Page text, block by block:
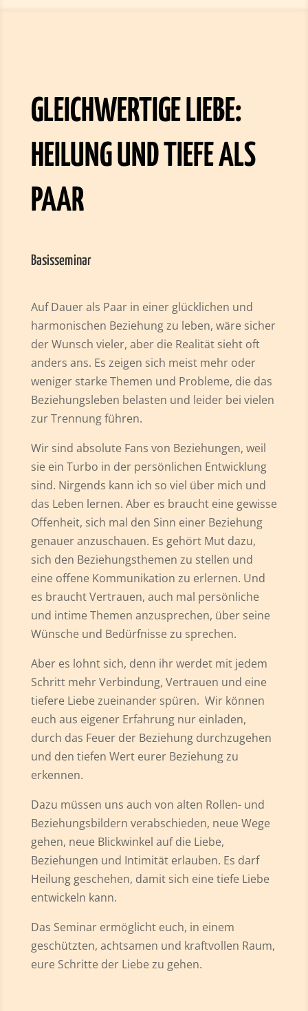
GLEICHWERTIGE LIEBE:
HEILUNG UND TIEFE ALS
PAAR
Basisseminar
Auf Dauer als Paar in einer glücklichen und
harmonischen Beziehung zu leben, wäre sicher
der Wunsch vieler, aber die Realität sieht oft
anders ans. Es zeigen sich meist mehr oder
weniger starke Themen und Probleme, die das
Beziehungsleben belasten und leider bei vielen
zur Trennung führen.
Wir sind absolute Fans von Beziehungen, weil
sie ein Turbo in der persönlichen Entwicklung
sind. Nirgends kann ich so viel über mich und
das Leben lernen. Aber es braucht eine gewisse
Offenheit, sich mal den Sinn einer Beziehung
genauer anzuschauen. Es gehört Mut dazu,
sich den Beziehungsthemen zu stellen und
eine offene Kommunikation zu erlernen. Und
es braucht Vertrauen, auch mal persönliche
und intime Themen anzusprechen, über seine
Wünsche und Bedürfnisse zu sprechen.
Aber es lohnt sich, denn ihr werdet mit jedem
Schritt mehr Verbindung, Vertrauen und eine
tiefere Liebe zueinander spüren. Wir können
euch aus eigener Erfahrung nur einladen,
durch das Feuer der Beziehung durchzugehen
und den tiefen Wert eurer Beziehung zu
erkennen.
Dazu müssen uns auch von alten Rollen- und
Beziehungsbildern verabschieden, neue Wege
gehen, neue Blickwinkel auf die Liebe,
Beziehungen und Intimität erlauben. Es darf
Heilung geschehen, damit sich eine tiefe Liebe
entwickeln kann.
Das Seminar ermöglicht euch, in einem
geschützten, achtsamen und kraftvollen Raum,
eure Schritte der Liebe zu gehen.